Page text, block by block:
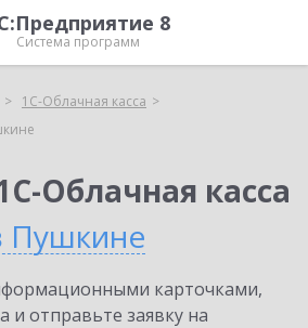
8
Система программ
1С-Облачная касса
Облачная касса
Пушкине
карточками,
и отправьте заявку на